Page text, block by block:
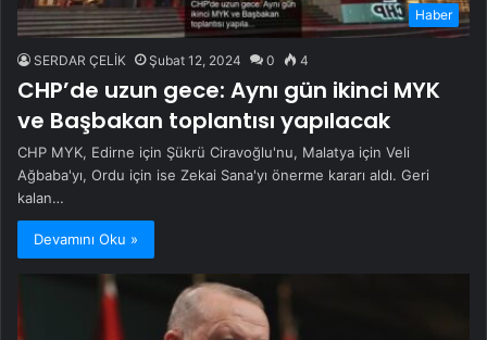
Haber
SERDAR ÇELİK Şubat 12, 2024 0 4
CHP’de uzun gece: Aynı gün ikinci MYK
ve Başbakan toplantısı yapılacak
CHP MYK, Edirne için Şükrü Ciravoğlu'nu, Malatya için Veli
Ağbaba'yı, Ordu için ise Zekai Sana'yı önerme kararı aldı. Geri
kalan…
Devamını Oku »